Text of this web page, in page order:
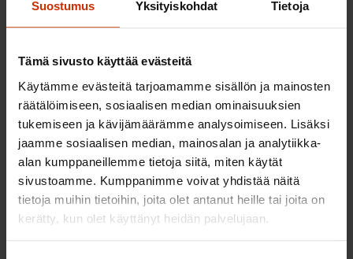
Suostumus Yksityiskohdat Tietoja
Tämä sivusto käyttää evästeitä
Käytämme evästeitä tarjoamamme sisällön ja mainosten
räätälöimiseen, sosiaalisen median ominaisuuksien
tukemiseen ja kävijämäärämme analysoimiseen. Lisäksi
jaamme sosiaalisen median, mainosalan ja analytiikka-
alan kumppaneillemme tietoja siitä, miten käytät
sivustoamme. Kumppanimme voivat yhdistää näitä
tietoja muihin tietoihin, joita olet antanut heille tai joita on
kerätty, kun olet käyttänyt heidän palvelujaan.
jatko-opintoihin hakeuduttaessa. SAK pitää
perusteltuna ja tärkeänä, mutta katsoo että
rajattoman uusimisen mahdollisuudesta
säädettäessä tulee huomioida säädöksestä
oppilaitokselle aiheutuva ylimääräinen
hallintotyö ja taloudelliset kustannukset.
Koulutuksellisen tasa-arvon ja toisen asteen
yhtenäisyyden näkökulmasta SAK painottaa, että
ylioppilastutkinnon rajoitukseton uusiminen ei